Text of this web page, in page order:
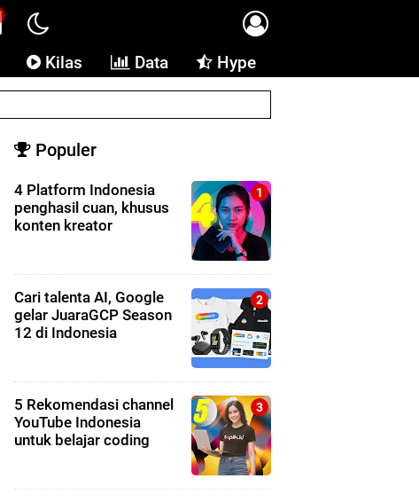
Kilas Data Hype
Populer
4 Platform Indonesia
penghasil cuan, khusus
konten kreator
Cari talenta AI, Google
gelar JuaraGCP Season
12 di Indonesia
5 Rekomendasi channel
YouTube Indonesia
untuk belajar coding